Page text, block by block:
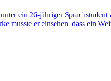
ein 26-jähriger Sprachstudent
musste er einsehen, dass ein